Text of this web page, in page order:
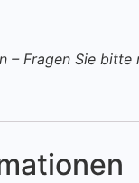
Fragen Sie bitte